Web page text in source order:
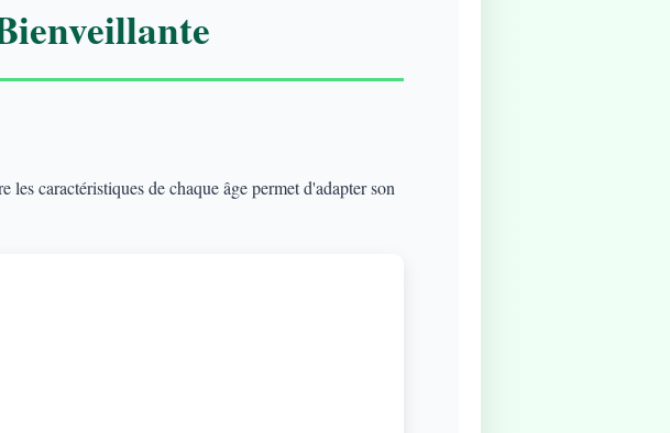
caractéristiques de chaque âge permet d'adapter son